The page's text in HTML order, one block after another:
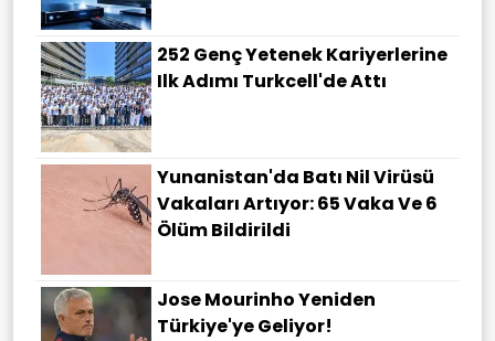
252 Genç Yetenek Kariyerlerine
Ilk Adımı Turkcell'de Attı
Yunanistan'da Batı Nil Virüsü
Vakaları Artıyor: 65 Vaka Ve 6
Ölüm Bildirildi
Jose Mourinho Yeniden
Türkiye'ye Geliyor!